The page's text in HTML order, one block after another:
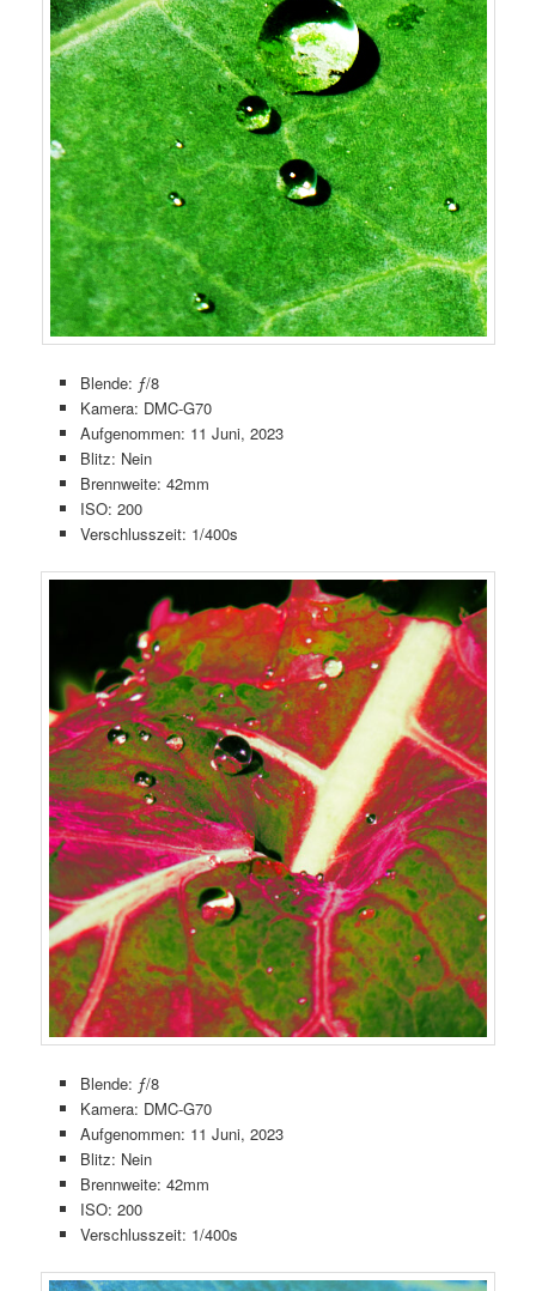
Blende: ƒ/8
Kamera: DMC-G70
Aufgenommen: 11 Juni, 2023
Blitz: Nein
Brennweite: 42mm
ISO: 200
Verschlusszeit: 1/400s
Blende: ƒ/8
Kamera: DMC-G70
Aufgenommen: 11 Juni, 2023
Blitz: Nein
Brennweite: 42mm
ISO: 200
Verschlusszeit: 1/400s